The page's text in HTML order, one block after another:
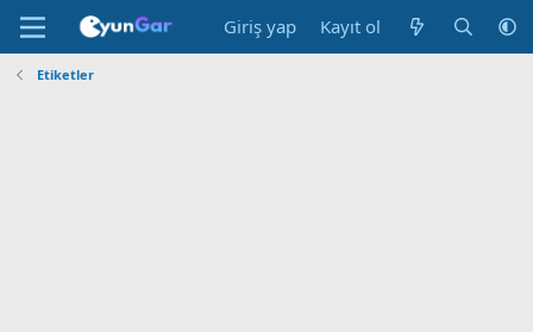
Giriş yap Kayıt ol
Etiketler